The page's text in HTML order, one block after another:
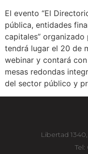
El evento “El
pública, entidades
capitales”
tendrá lugar el 20 de
webinar y contará
mesas redondas
del sector público y
Libertad
Tel: